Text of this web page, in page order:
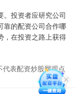
。投资者应研究公司
靠的配资公司合作哪
，在投资之路上获得
表配资炒股网观点